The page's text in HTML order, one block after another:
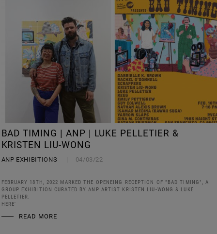
BAD TIMING | ANP | LUKE PELLETIER &
KRISTEN LIU-WONG
ANP EXHIBITIONS 04/03/22
FEBRUARY 18TH, 2022 MARKED THE OPENEING RECEPTION OF "BAD TIMING", A
GROUP EXHIBITION CURATED BY ANP ARTIST KRISTEN LIU-WONG & LUKE
PELLETIER.
HERE'
READ MORE